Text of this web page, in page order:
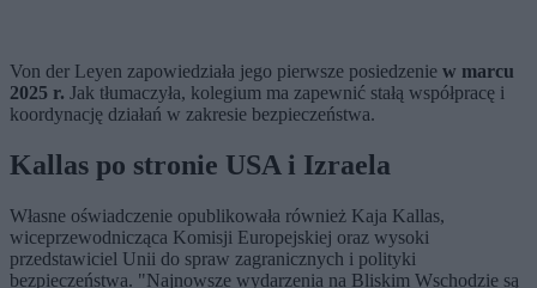
Von der Leyen zapowiedziała jego pierwsze posiedzenie w marcu
2025 r. Jak tłumaczyła, kolegium ma zapewnić stałą współpracę i
koordynację działań w zakresie bezpieczeństwa.
Kallas po stronie USA i Izraela
Własne oświadczenie opublikowała również Kaja Kallas,
wiceprzewodnicząca Komisji Europejskiej oraz wysoki
przedstawiciel Unii do spraw zagranicznych i polityki
bezpieczeństwa. "Najnowsze wydarzenia na Bliskim Wschodzie są